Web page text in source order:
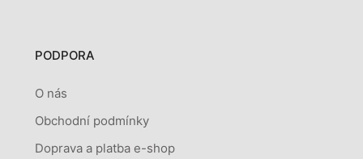
PODPORA
O nás
Obchodní podmínky
Doprava a platba e-shop